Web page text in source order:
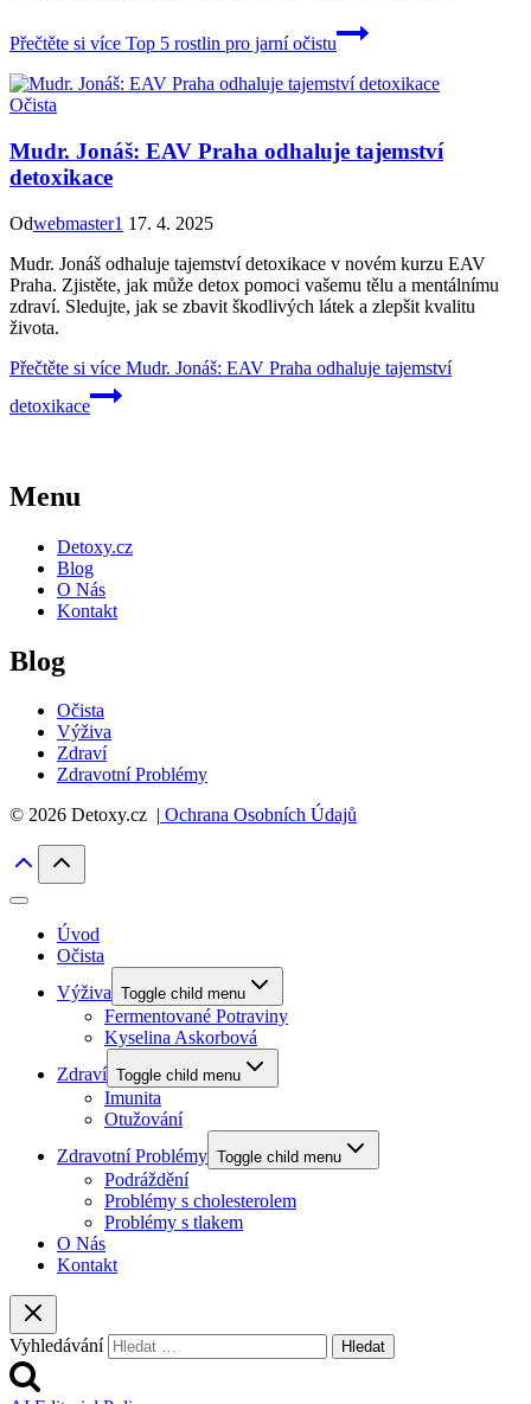
Přečtěte si více Top 5 rostlin pro jarní očistu
Očista
Mudr. Jonáš: EAV Praha odhaluje tajemství
detoxikace
Odwebmaster1 17. 4. 2025
Mudr. Jonáš odhaluje tajemství detoxikace v novém kurzu EAV
Praha. Zjistěte, jak může detox pomoci vašemu tělu a mentálnímu
zdraví. Sledujte, jak se zbavit škodlivých látek a zlepšit kvalitu
života.
Přečtěte si více Mudr. Jonáš: EAV Praha odhaluje tajemství
detoxikace
Menu
Detoxy.cz
Blog
O Nás
Kontakt
Blog
Očista
Výživa
Zdraví
Zdravotní Problémy
© 2026 Detoxy.cz | Ochrana Osobních Údajů
Úvod
Očista
Výživa Toggle child menu
Fermentované Potraviny
Kyselina Askorbová
Zdraví Toggle child menu
Imunita
Otužování
Zdravotní Problémy Toggle child menu
Podráždění
Problémy s cholesterolem
Problémy s tlakem
O Nás
Kontakt
Vyhledávání